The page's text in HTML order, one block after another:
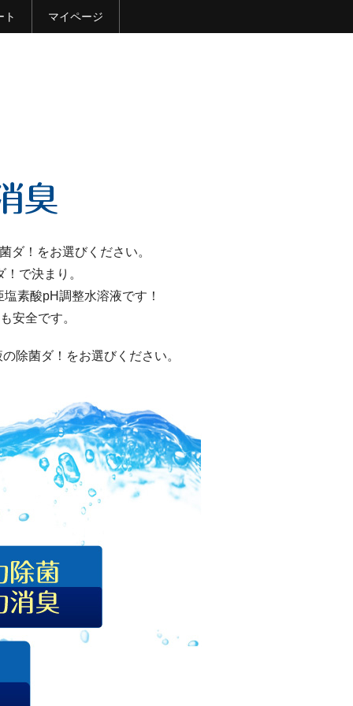
ト マイページ
ダ！をお選びください。
で決まり。
素酸pH調整水溶液です！
安全です。
除菌ダ！をお選びください。